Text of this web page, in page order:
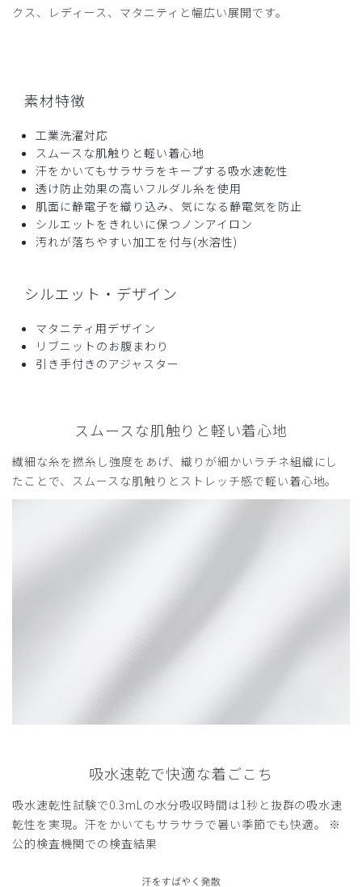
クス、レディース、マタニティと幅広い展開です。
素材特徴
工業洗濯対応
スムースな肌触りと軽い着心地
汗をかいてもサラサラをキープする吸水速乾性
透け防止効果の高いフルダル糸を使用
肌面に静電子を織り込み、気になる静電気を防止
シルエットをきれいに保つノンアイロン
汚れが落ちやすい加工を付与(水溶性)
シルエット・デザイン
マタニティ用デザイン
リブニットのお腹まわり
引き手付きのアジャスター
スムースな肌触りと軽い着心地
繊細な糸を撚糸し強度をあげ、織りが細かいラチネ組織にし
たことで、スムースな肌触りとストレッチ感で軽い着心地。
吸水速乾で快適な着ごこち
吸水速乾性試験で0.3mLの水分吸収時間は1秒と抜群の吸水速
乾性を実現。汗をかいてもサラサラで暑い季節でも快適。 ※
公的検査機関での検査結果